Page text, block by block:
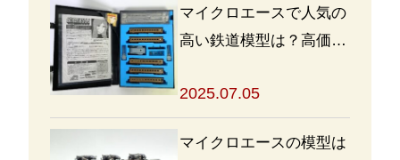
マイクロエースで人気の
高い鉄道模型は？高価買
2025.07.05
マイクロエースの模型は